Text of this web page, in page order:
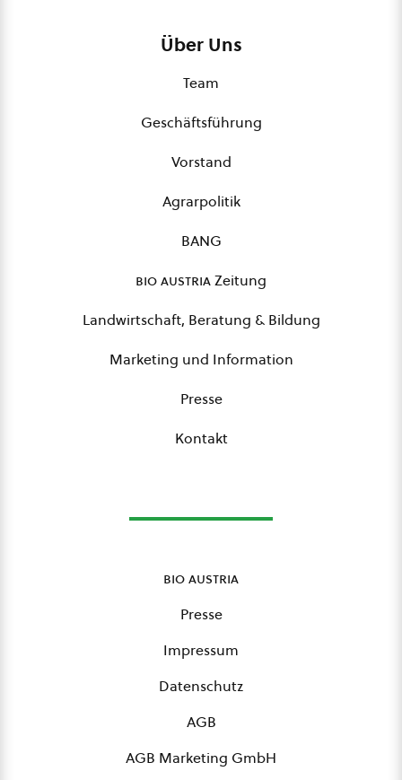
Über Uns
Team
Geschäftsführung
Vorstand
Agrarpolitik
BANG
bio austriaZeitung
Landwirtschaft, Beratung & Bildung
Marketing und Information
Presse
Kontakt
bio austria
Presse
Impressum
Datenschutz
AGB
AGB Marketing GmbH